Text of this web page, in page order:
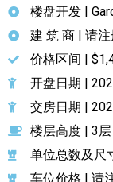
楼盘开发 |
建 筑 商 | 请
价格区间 |
开盘日期 |
交房日期 |
楼层高度 | 3层
单位总数及尺
车位价格 | 请